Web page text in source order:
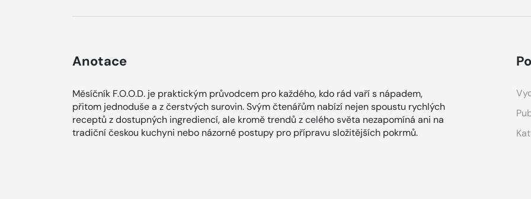
Anotace
Měsíčník F.O.O.D. je praktickým průvodcem pro každého, kdo rád vaří s nápadem,
přitom jednoduše a z čerstvých surovin. Svým čtenářům nabízí nejen spoustu rychlých
receptů z dostupných ingrediencí, ale kromě trendů z celého světa nezapomíná ani na
tradiční českou kuchyni nebo názorné postupy pro přípravu složitějších pokrmů.